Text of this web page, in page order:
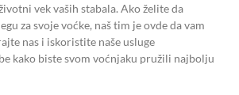
vek vaših stabala. Ako želite da
za svoje voćke, naš tim je ovde da vam
nas i iskoristite naše usluge
kako biste svom voćnjaku pružili najbolju